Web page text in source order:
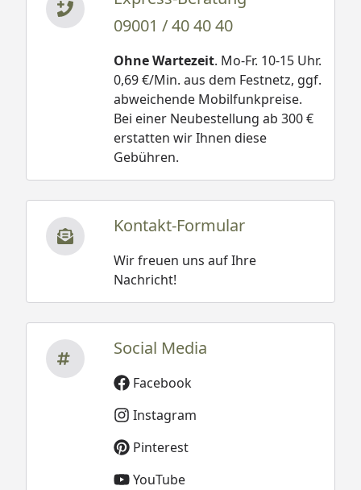
09001 / 40 40 40
Ohne Wartezeit. Mo-Fr. 10-15 Uhr.
0,69 €/Min. aus dem Festnetz, ggf.
abweichende Mobilfunkpreise.
Bei einer Neubestellung ab 300 €
erstatten wir Ihnen diese
Gebühren.
Kontakt-Formular
Wir freuen uns auf Ihre
Nachricht!
Social Media
Facebook
Instagram
Pinterest
YouTube